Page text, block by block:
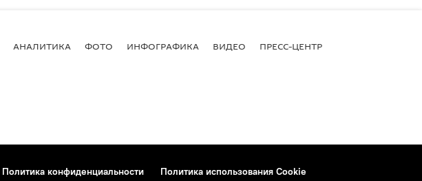
АНАЛИТИКА ФОТО ИНФОГРАФИКА ВИДЕО ПРЕСС-ЦЕНТР
Политика конфиденциальности Политика использования Cookie